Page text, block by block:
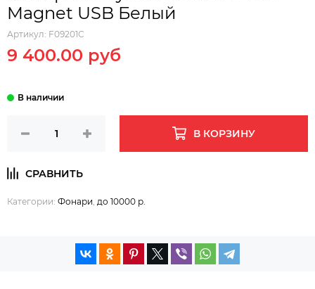
Magnet USB Белый
Артикул: F09201C
9 400.00 руб
В КОРЗИНУ
Категории: Фонари до 10000 р.